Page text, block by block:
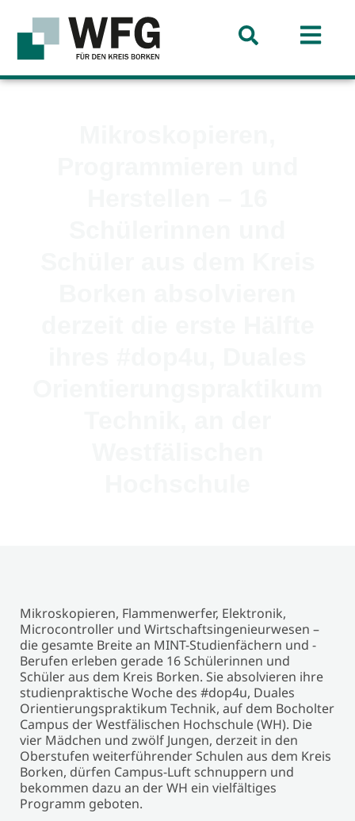
Mikroskopieren, Flammenwerfer, Elektronik,
Microcontroller und Wirtschaftsingenieurwesen –
die gesamte Breite an MINT-Studienfächern und -
Berufen erleben gerade 16 Schülerinnen und
Schüler aus dem Kreis Borken. Sie absolvieren ihre
studienpraktische Woche des #dop4u, Duales
Orientierungspraktikum Technik, auf dem Bocholter
Campus der Westfälischen Hochschule (WH). Die
vier Mädchen und zwölf Jungen, derzeit in den
Oberstufen weiterführender Schulen aus dem Kreis
Borken, dürfen Campus-Luft schnuppern und
bekommen dazu an der WH ein vielfältiges
Programm geboten.